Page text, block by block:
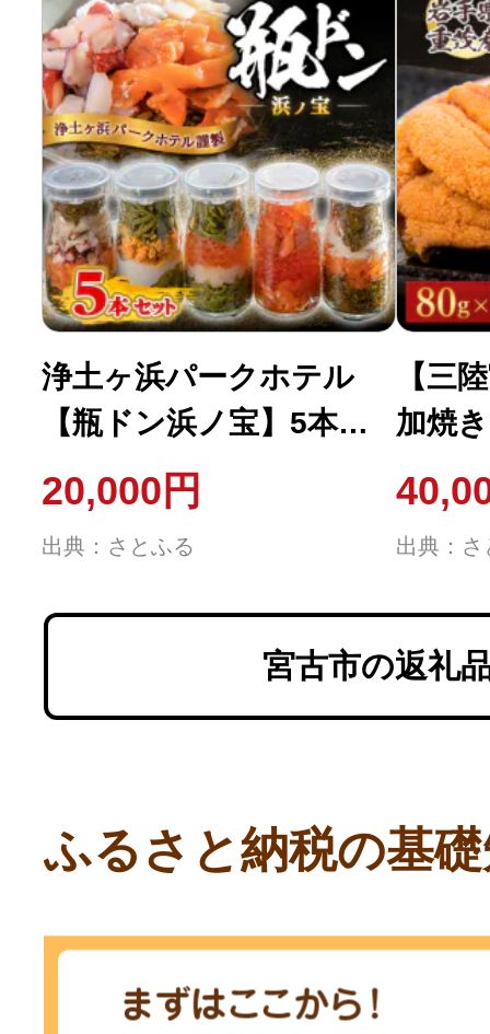
浄土ヶ浜パークホテル
【瓶ドン浜ノ宝】5本セ
ット
20,000円
出典：さとふる
【三
加焼
ト
出典：さ
宮古市の返礼
ふるさと納税の基